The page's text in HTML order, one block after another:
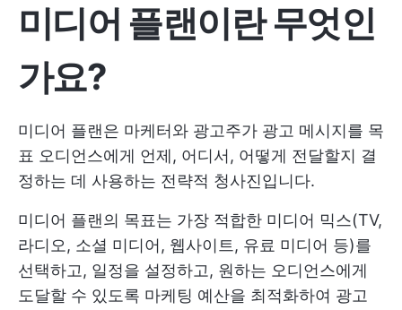
미디어 플랜이란 무엇인
가요?
미디어 플랜은 마케터와 광고주가 광고 메시지를 목
표 오디언스에게 언제, 어디서, 어떻게 전달할지 결
정하는 데 사용하는 전략적 청사진입니다.
미디어 플랜의 목표는 가장 적합한 미디어 믹스(TV,
라디오, 소셜 미디어, 웹사이트, 유료 미디어 등)를
선택하고, 일정을 설정하고, 원하는 오디언스에게
도달할 수 있도록 마케팅 예산을 최적화하여 광고